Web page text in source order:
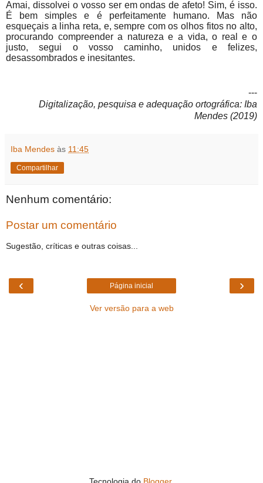
Amai, dissolvei o vosso ser em ondas de afeto! Sim, é isso.
É bem simples e é perfeitamente humano. Mas não
esqueçais a linha reta, e, sempre com os olhos fitos no alto,
procurando compreender a natureza e a vida, o real e o
justo, segui o vosso caminho, unidos e felizes,
desassombrados e inesitantes.
---
Digitalização, pesquisa e adequação ortográfica: Iba
Mendes (2019)
Iba Mendes às 11:45
Compartilhar
Nenhum comentário:
Postar um comentário
Sugestão, críticas e outras coisas...
‹ ›
Página inicial
Ver versão para a web
Tecnologia do Blogger.